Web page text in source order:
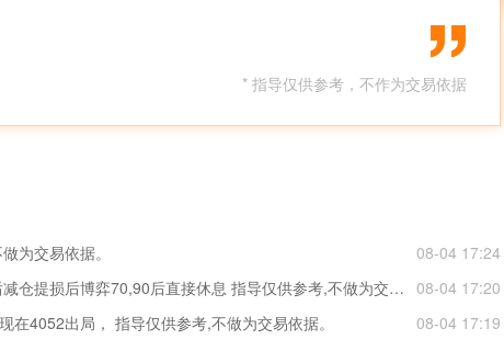
* 指导仅供参考，不作为交易依据
为交易依据。
08-04 17:24
天天统计严重压缩做的没多大劲，50挂稍后减仓提损后博弈70,90后直接休息 指导仅供参考,不做为交易依据。 08-04 17:20
4052出局， 指导仅供参考,不做为交易依据。
08-04 17:19